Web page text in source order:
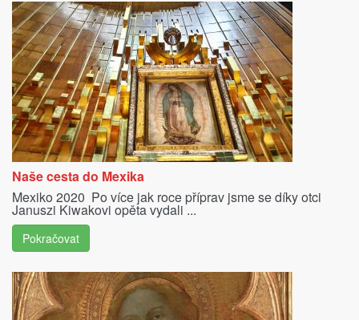
Naše cesta do Mexika
Mexiko 2020 Po více jak roce příprav jsme se díky otci
Januszi Kiwakovi opěta vydali ...
Pokračovat